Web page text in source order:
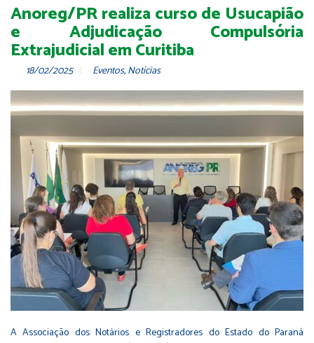
Anoreg/PR realiza curso de Usucapião
e Adjudicação Compulsória
Extrajudicial em Curitiba
18/02/2025 Eventos,Notícias
A Associação dos Notários e Registradores do Estado do Paraná